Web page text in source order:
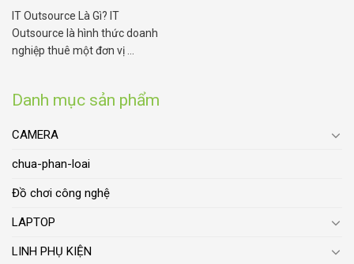
Danh mục sản phẩm
CAMERA
chua-phan-loai
Đồ chơi công nghệ
LAPTOP
LINH PHỤ KIỆN
IT Outsource Là Gì? IT
Outsource là hình thức doanh
nghiệp thuê một đơn vị ...